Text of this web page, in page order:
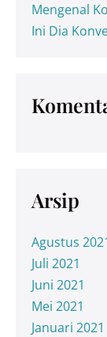
Mengenal
Ini Dia
Arsip
Agustus
Juli 2021
Juni 2021
Mei 2021
Januari 2021